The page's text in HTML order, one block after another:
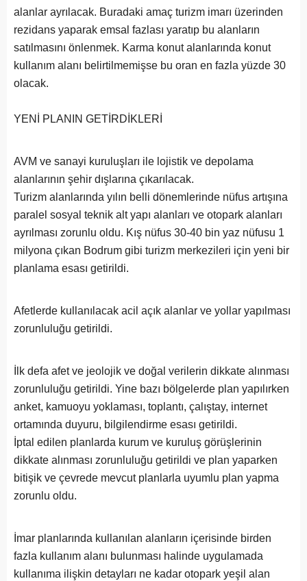
alanlar ayrılacak. Buradaki amaç turizm imarı üzerinden
rezidans yaparak emsal fazlası yaratıp bu alanların
satılmasını önlenmek. Karma konut alanlarında konut
kullanım alanı belirtilmemişse bu oran en fazla yüzde 30
olacak.
YENİ PLANIN GETİRDİKLERİ
AVM ve sanayi kuruluşları ile lojistik ve depolama
alanlarının şehir dışlarına çıkarılacak.
Turizm alanlarında yılın belli dönemlerinde nüfus artışına
paralel sosyal teknik alt yapı alanları ve otopark alanları
ayrılması zorunlu oldu. Kış nüfus 30-40 bin yaz nüfusu 1
milyona çıkan Bodrum gibi turizm merkezileri için yeni bir
planlama esası getirildi.
Afetlerde kullanılacak acil açık alanlar ve yollar yapılması
zorunluluğu getirildi.
İlk defa afet ve jeolojik ve doğal verilerin dikkate alınması
zorunluluğu getirildi. Yine bazı bölgelerde plan yapılırken
anket, kamuoyu yoklaması, toplantı, çalıştay, internet
ortamında duyuru, bilgilendirme esası getirildi.
İptal edilen planlarda kurum ve kuruluş görüşlerinin
dikkate alınması zorunluluğu getirildi ve plan yaparken
bitişik ve çevrede mevcut planlarla uyumlu plan yapma
zorunlu oldu.
İmar planlarında kullanılan alanların içerisinde birden
fazla kullanım alanı bulunması halinde uygulamada
kullanıma ilişkin detayları ne kadar otopark yeşil alan